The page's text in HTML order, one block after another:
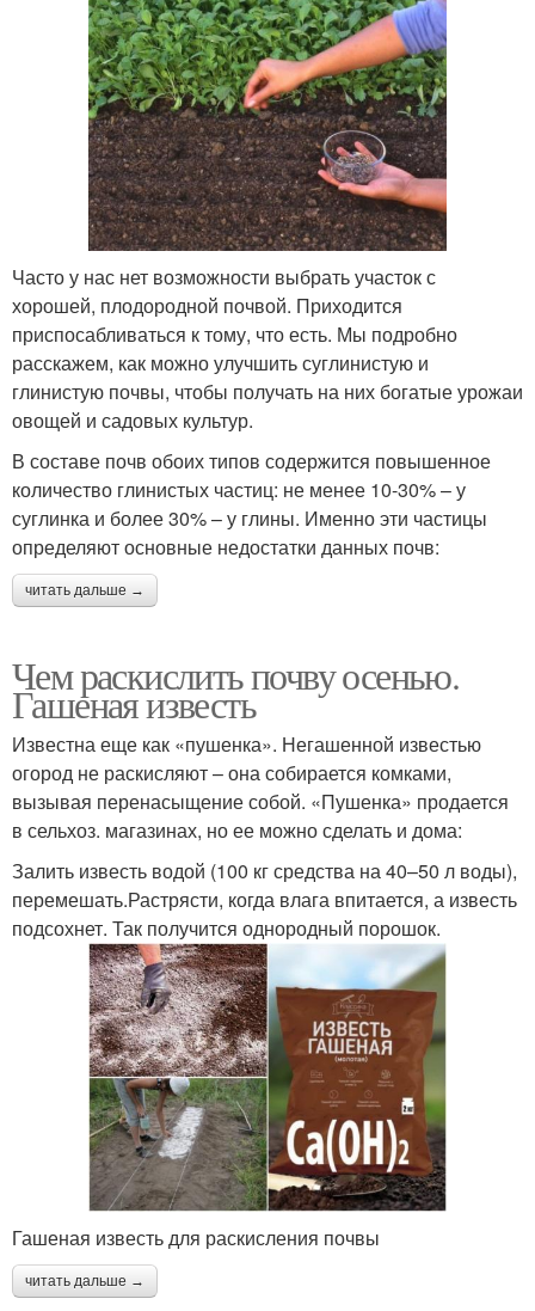
Часто у нас нет возможности выбрать участок с
хорошей, плодородной почвой. Приходится
приспосабливаться к тому, что есть. Мы подробно
расскажем, как можно улучшить суглинистую и
глинистую почвы, чтобы получать на них богатые урожаи
овощей и садовых культур.
В составе почв обоих типов содержится повышенное
количество глинистых частиц: не менее 10-30% – у
суглинка и более 30% – у глины. Именно эти частицы
определяют основные недостатки данных почв:
читать дальше →
Чем раскислить почву осенью.
Гашеная известь
Известна еще как «пушенка». Негашенной известью
огород не раскисляют – она собирается комками,
вызывая перенасыщение собой. «Пушенка» продается
в сельхоз. магазинах, но ее можно сделать и дома:
Залить известь водой (100 кг средства на 40–50 л воды),
перемешать.Растрясти, когда влага впитается, а известь
подсохнет. Так получится однородный порошок.
Гашеная известь для раскисления почвы
читать дальше →